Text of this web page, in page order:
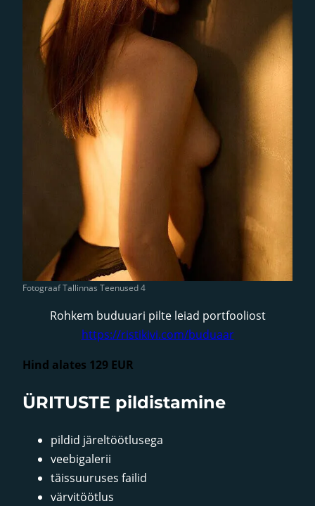
Fotograaf Tallinnas Teenused 4
Rohkem buduuari pilte leiad portfooliost
https://ristikivi.com/buduaar
Hind alates 129 EUR
ÜRITUSTE pildistamine
pildid järeltöötlusega
veebigalerii
täissuuruses failid
värvitöötlus